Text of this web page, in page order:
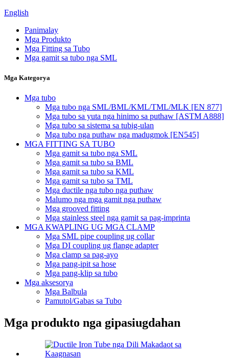
English
Panimalay
Mga Produkto
Mga Fitting sa Tubo
Mga gamit sa tubo nga SML
Mga Kategorya
Mga tubo
Mga tubo nga SML/BML/KML/TML/MLK [EN 877]
Mga tubo sa yuta nga hinimo sa puthaw [ASTM A888]
Mga tubo sa sistema sa tubig-ulan
Mga tubo nga puthaw nga madugmok [EN545]
MGA FITTING SA TUBO
Mga gamit sa tubo nga SML
Mga gamit sa tubo sa BML
Mga gamit sa tubo sa KML
Mga gamit sa tubo sa TML
Mga ductile nga tubo nga puthaw
Malumo nga mga gamit nga puthaw
Mga grooved fitting
Mga stainless steel nga gamit sa pag-imprinta
MGA KWAPLING UG MGA CLAMP
Mga SML pipe coupling ug collar
Mga DI coupling ug flange adapter
Mga clamp sa pag-ayo
Mga pang-ipit sa hose
Mga pang-klip sa tubo
Mga aksesorya
Mga Balbula
Pamutol/Gabas sa Tubo
Mga produkto nga gipasiugdahan